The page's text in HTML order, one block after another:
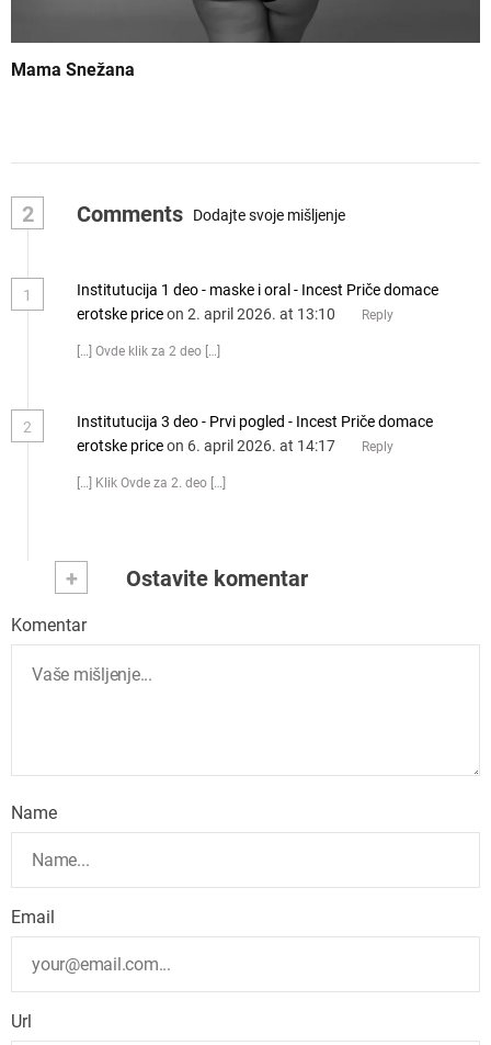
Mama Snežana
2 Comments Dodajte svoje mišljenje
1
Institutucija 1 deo - maske i oral - Incest Priče domace
erotske priceon 2. april 2026. at 13:10 Reply
[…] Ovde klik za 2 deo […]
2
Institutucija 3 deo - Prvi pogled - Incest Priče domace
erotske priceon 6. april 2026. at 14:17 Reply
[…] Klik Ovde za 2. deo […]
+ Ostavite komentar
Komentar
Name
Email
Url